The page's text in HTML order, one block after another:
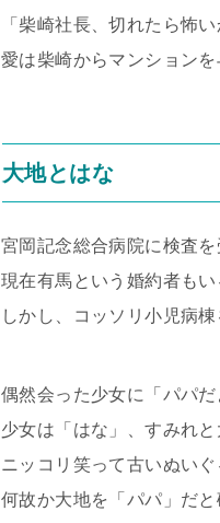
「柴崎社長、切れたら怖
愛は柴崎からマンション
大地とはな
宮岡記念総合病院に検査を
現在有馬という婚約者も
しかし、コッソリ小児病棟
偶然会った少女に「パパ
少女は「はな」、すみれと
ニッコリ笑って古いぬい
何故か大地を「パパ」だ